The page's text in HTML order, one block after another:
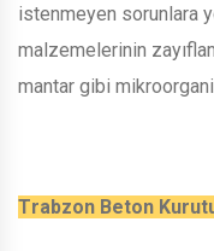
istenmeyen sorunlara
malzemelerinin
mantar gibi
Trabzon Beton